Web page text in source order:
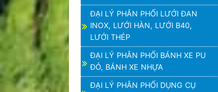
ĐẠI LÝ PHÂN PHỐI LƯỚI ĐAN
INOX, LƯỚI HÀN, LƯỚI B40,
LƯỚI THÉP
ĐẠI LÝ PHÂN PHỐI BÁNH XE PU
ĐỎ, BÁNH XE NHỰA
ĐẠI LÝ PHÂN PHỐI DỤNG CỤ